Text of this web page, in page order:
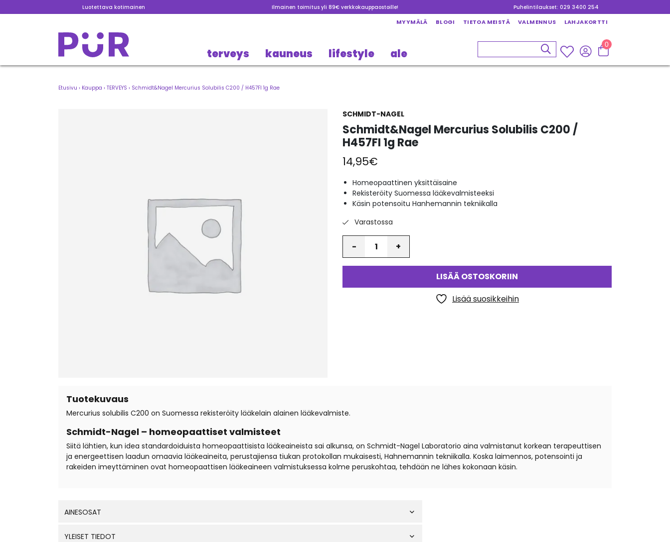
Luotettava kotimainen Ilmainen toimitus yli 89€ verkkokauppaostoille! Puhelintilaukset: 029 3400 254
MYYMÄLÄ BLOGI TIETOA MEISTÄ VALMENNUS LAHJAKORTTI
terveys kauneus lifestyle ale
0
Etusivu › Kauppa › TERVEYS › Schmidt&Nagel Mercurius Solubilis C200 / H457FI 1g Rae
SCHMIDT-NAGEL
Schmidt&Nagel Mercurius Solubilis C200 /
H457FI 1g Rae
14,95€
Homeopaattinen yksittäisaine
Rekisteröity Suomessa lääkevalmisteeksi
Käsin potensoitu Hanhemannin tekniikalla
Varastossa
LISÄÄ OSTOSKORIIN
Lisää suosikkeihin
Tuotekuvaus
Mercurius solubilis C200 on Suomessa rekisteröity lääkelain alainen lääkevalmiste.
Schmidt-Nagel – homeopaattiset valmisteet
Siitä lähtien, kun idea standardoiduista homeopaattisista lääkeaineista sai alkunsa, on Schmidt-Nagel Laboratorio aina valmistanut korkean terapeuttisen
ja energeettisen laadun omaavia lääkeaineita, perustajiensa tiukan protokollan mukaisesti, Hahnemannin tekniikalla. Koska laimennos, potensointi ja
rakeiden imeyttäminen ovat homeopaattisen lääkeaineen valmistuksessa kolme peruskohtaa, tehdään ne lähes kokonaan käsin.
AINESOSAT
YLEISET TIEDOT